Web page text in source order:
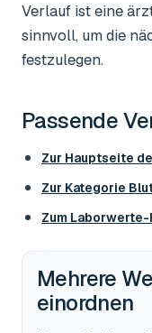
Verlauf ist eine
sinnvoll, um die
festzulegen.
Passende
Zur Hauptseite
Zur Kategorie
Zum Laborwerte-
Mehrere
einordnen